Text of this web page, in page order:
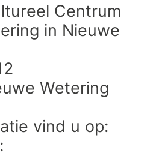
Centrum
in Nieuwe
Wetering
vind u op: